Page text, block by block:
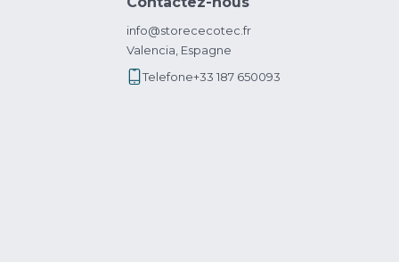
info@storececotec.fr
Valencia, Espagne
Telefone+33 187 650093